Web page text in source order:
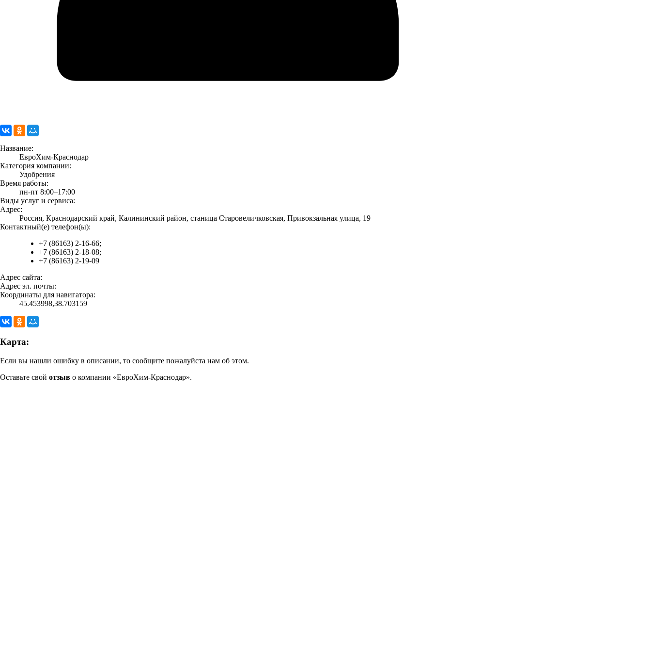
Название:
ЕвроХим-Краснодар
Категория компании:
Удобрения
Время работы:
пн-пт 8:00–17:00
Виды услуг и сервиса:
Адрес:
Россия, Краснодарский край, Калининский район, станица Старовеличковская, Привокзальная улица, 19
Контактный(е) телефон(ы):
+7 (86163) 2-16-66;
+7 (86163) 2-18-08;
+7 (86163) 2-19-09
Адрес сайта:
Адрес эл. почты:
Координаты для навигатора:
45.453998,38.703159
Карта:
Если вы нашли ошибку в описании, то сообщите пожалуйста нам об этом.
Оставьте свой отзыв о компании «ЕвроХим-Краснодар».